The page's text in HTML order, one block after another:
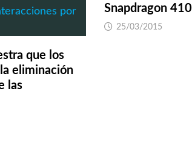
que los
eliminación
las
Snapdragon 410
25/03/2015